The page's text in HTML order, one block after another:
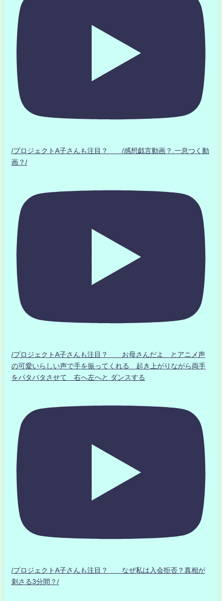
/プロジェクトA子さんも注目？ /感想戯言動画？.一息つく動
画？/
/プロジェクトA子さんも注目？ お母さんだよ とアニメ声
の可愛いらしい声で手を振ってくれる 起き上がりながら両手
をパタパタさせて 右へ左へと ダンスする
/プロジェクトA子さんも注目？ なぜ私は入会拒否？真相が
刺さる3分間？/